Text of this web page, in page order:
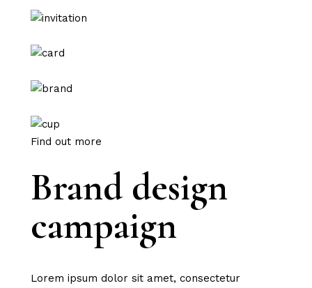
Find out more
Brand design
campaign
Lorem ipsum dolor sit amet, consectetur